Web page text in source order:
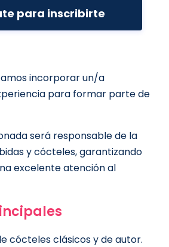
para inscribirte
incorporar un/a
para formar parte de
será responsable de la
y cócteles, garantizando
excelente atención al
cócteles clásicos y de autor.